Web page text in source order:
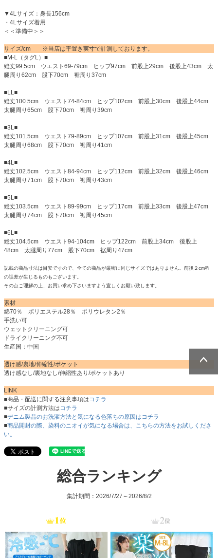
▼4Lサイズ：身長156cm
・4Lサイズ着用
＜＜準備中＞＞
サイズ/cm ※当店は平置き実寸で計測しております。
■M-L（タグL）■
総丈99.5cm ウエスト69-79cm ヒップ97cm 前股上29cm 後股上43cm 太
腿周り62cm 股下70cm 裾周り37cm
■LL■
総丈100.5cm ウエスト74-84cm ヒップ102cm 前股上30cm 後股上44cm
太腿周り65cm 股下70cm 裾周り39cm
■3L■
総丈101.5cm ウエスト79-89cm ヒップ107cm 前股上31cm 後股上45cm
太腿周り68cm 股下70cm 裾周り41cm
■4L■
総丈102.5cm ウエスト84-94cm ヒップ112cm 前股上32cm 後股上46cm
太腿周り71cm 股下70cm 裾周り43cm
■5L■
総丈103.5cm ウエスト89-99cm ヒップ117cm 前股上33cm 後股上47cm
太腿周り74cm 股下70cm 裾周り45cm
■6L■
総丈104.5cm ウエスト94-104cm ヒップ122cm 前股上34cm 後股上
48cm 太腿周り77cm 股下70cm 裾周り47cm
記載の商品寸法は目安ですので、全ての商品が厳密に同じサイズではありません。前後２cm程
の誤差が生じるものもございます。
その点ご理解の上、お買い求め下さいますよう宜しくお願い致します。
素材
綿70％ ポリエステル28％ ポリウレタン2％
手洗い可
ウェットクリーニング可
ドライクリーニング不可
生産国：中国
透け感/裏地/伸縮性/ポケット
透け感なし/裏地なし/伸縮性あり/ポケットあり
LINK
■商品・配送に関する注意事項はコチラ
■サイズの計測方法はコチラ
■デニム製品のお洗濯方法と気になる色落ちの原因はコチラ
■商品開封の際、染料のニオイが気になる場合は、こちらの方法をお試しくださ
い。
総合ランキング
集計期間：2026/7/27～2026/8/2
プへ
プへ